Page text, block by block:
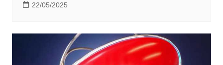
22/05/2025